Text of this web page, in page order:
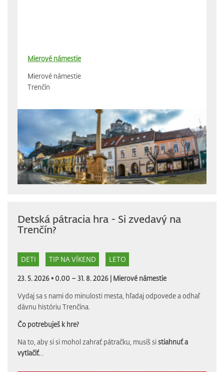
Mierové námestie
Mierové námestie
Trenčín
Detská pátracia hra - Si zvedavý na
Trenčín?
DETI TIP NA VÍKEND LETO
23. 5. 2026 • 0.00 – 31. 8. 2026 | Mierové námestie
Vydaj sa s nami do minulosti mesta, hľadaj odpovede a odhaľ
dávnu históriu Trenčína.
Čo potrebuješ k hre?
Na to, aby si si mohol zahrať pátračku, musíš sistiahnuť a
vytlačiť...